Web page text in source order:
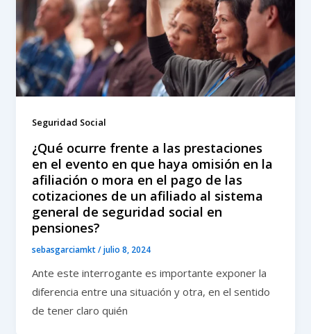
Seguridad Social
¿Qué ocurre frente a las prestaciones
en el evento en que haya omisión en la
afiliación o mora en el pago de las
cotizaciones de un afiliado al sistema
general de seguridad social en
pensiones?
sebasgarciamkt/julio 8, 2024
Ante este interrogante es importante exponer la
diferencia entre una situación y otra, en el sentido
de tener claro quién